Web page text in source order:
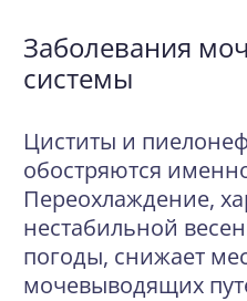
Заболевания
системы
Циститы и
обостряются
Переохлаждение,
нестабильной
погоды, снижает
мочевыводящих